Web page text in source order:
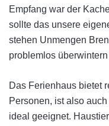
Empfang war der
sollte das unsere
stehen Unmengen
problemlos
Das Ferienhaus bietet
Personen, ist also
ideal geeignet.